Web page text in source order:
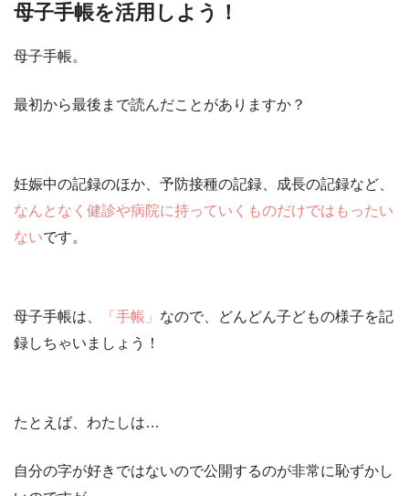
母子手帳を活用しよう！
母子手帳。
最初から最後まで読んだことがありますか？
妊娠中の記録のほか、予防接種の記録、成長の記録など、
なんとなく健診や病院に持っていくものだけではもったい
ないです。
母子手帳は、 「手帳」 なので、どんどん子どもの様子を記
録しちゃいましょう！
たとえば、わたしは…
自分の字が好きではないので公開するのが非常に恥ずかし